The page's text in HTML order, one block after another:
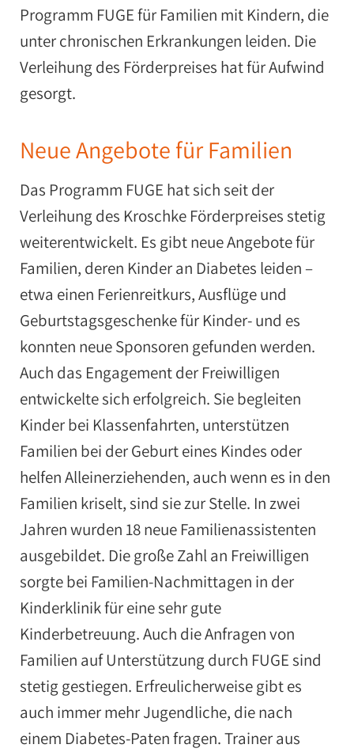
Programm FUGE für Familien mit Kindern, die
unter chronischen Erkrankungen leiden. Die
Verleihung des Förderpreises hat für Aufwind
gesorgt.
Neue Angebote für Familien
Das Programm FUGE hat sich seit der
Verleihung des Kroschke Förderpreises stetig
weiterentwickelt. Es gibt neue Angebote für
Familien, deren Kinder an Diabetes leiden –
etwa einen Ferienreitkurs, Ausflüge und
Geburtstagsgeschenke für Kinder- und es
konnten neue Sponsoren gefunden werden.
Auch das Engagement der Freiwilligen
entwickelte sich erfolgreich. Sie begleiten
Kinder bei Klassenfahrten, unterstützen
Familien bei der Geburt eines Kindes oder
helfen Alleinerziehenden, auch wenn es in den
Familien kriselt, sind sie zur Stelle. In zwei
Jahren wurden 18 neue Familienassistenten
ausgebildet. Die große Zahl an Freiwilligen
sorgte bei Familien-Nachmittagen in der
Kinderklinik für eine sehr gute
Kinderbetreuung. Auch die Anfragen von
Familien auf Unterstützung durch FUGE sind
stetig gestiegen. Erfreulicherweise gibt es
auch immer mehr Jugendliche, die nach
einem Diabetes-Paten fragen. Trainer aus